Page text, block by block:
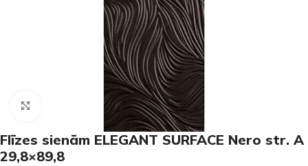
Noklikšķiniet, lai palielinātu
Flīzes sienām ELEGANT SURFACE Nero str. A
29,8×89,8